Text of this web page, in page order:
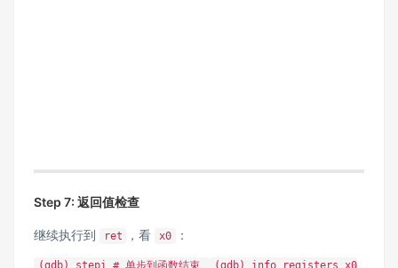
Step 7: 返回值检查
继续执行到 ret ，看 x0 ：
(gdb) stepi # 单步到函数结束 (gdb) info registers x0